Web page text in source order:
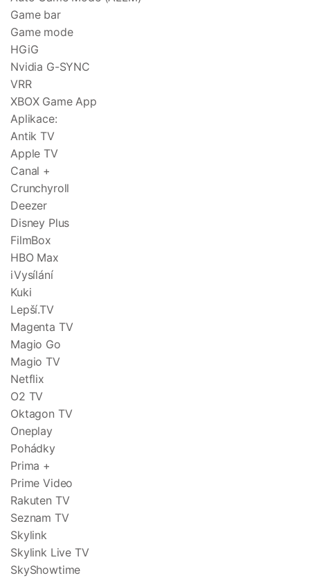
Game bar
Game mode
HGiG
Nvidia G-SYNC
VRR
XBOX Game App
Aplikace:
Antik TV
Apple TV
Canal +
Crunchyroll
Deezer
Disney Plus
FilmBox
HBO Max
iVysílání
Kuki
Lepší.TV
Magenta TV
Magio Go
Magio TV
Netflix
O2 TV
Oktagon TV
Oneplay
Pohádky
Prima +
Prime Video
Rakuten TV
Seznam TV
Skylink
Skylink Live TV
SkyShowtime